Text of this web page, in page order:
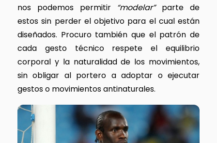
nos podemos permitir “modelar”parte de
estos sin perder el objetivo para el cual están
diseñados. Procuro también que el patrón de
cada gesto técnico respete el equilibrio
corporal y la naturalidad de los movimientos,
sin obligar al portero a adoptar o ejecutar
gestos o movimientos antinaturales.